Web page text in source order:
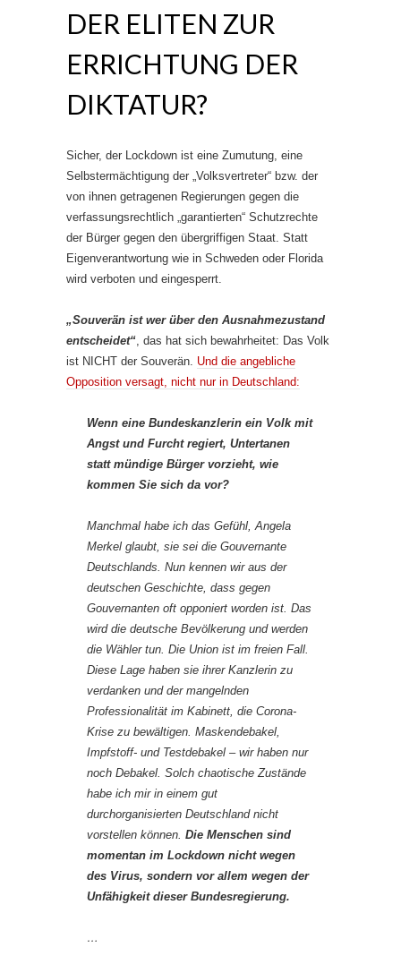
DER ELITEN ZUR
ERRICHTUNG DER
DIKTATUR?
Sicher, der Lockdown ist eine Zumutung, eine
Selbstermächtigung der „Volksvertreter“ bzw. der
von ihnen getragenen Regierungen gegen die
verfassungsrechtlich „garantierten“ Schutzrechte
der Bürger gegen den übergriffigen Staat. Statt
Eigenverantwortung wie in Schweden oder Florida
wird verboten und eingesperrt.
„Souverän ist wer über den Ausnahmezustand
entscheidet“ , das hat sich bewahrheitet: Das Volk
ist NICHT der Souverän. Und die angebliche
Opposition versagt, nicht nur in Deutschland:
Wenn eine Bundeskanzlerin ein Volk mit
Angst und Furcht regiert, Untertanen
statt mündige Bürger vorzieht, wie
kommen Sie sich da vor?
Manchmal habe ich das Gefühl, Angela
Merkel glaubt, sie sei die Gouvernante
Deutschlands. Nun kennen wir aus der
deutschen Geschichte, dass gegen
Gouvernanten oft opponiert worden ist. Das
wird die deutsche Bevölkerung und werden
die Wähler tun. Die Union ist im freien Fall.
Diese Lage haben sie ihrer Kanzlerin zu
verdanken und der mangelnden
Professionalität im Kabinett, die Corona-
Krise zu bewältigen. Maskendebakel,
Impfstoff- und Testdebakel – wir haben nur
noch Debakel. Solch chaotische Zustände
habe ich mir in einem gut
durchorganisierten Deutschland nicht
vorstellen können. Die Menschen sind
momentan im Lockdown nicht wegen
des Virus, sondern vor allem wegen der
Unfähigkeit dieser Bundesregierung.
…